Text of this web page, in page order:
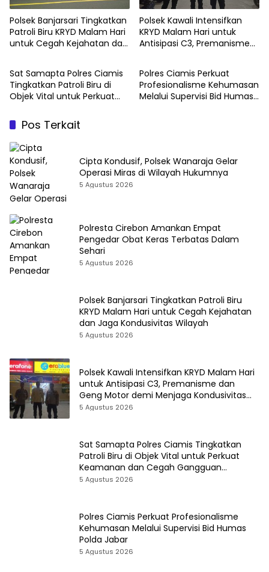
Polsek Banjarsari Tingkatkan
Patroli Biru KRYD Malam Hari
untuk Cegah Kejahatan dan
Polsek Kawali Intensifkan
KRYD Malam Hari untuk
Antisipasi C3, Premanisme
Wilayah
Sat Samapta Polres Ciamis
Tingkatkan Patroli Biru di
Objek Vital untuk Perkuat
Gangguan Kamtibmas
Polres Ciamis Perkuat
Profesionalisme Kehumasan
Melalui Supervisi Bid Humas
Pos Terkait
Cipta Kondusif, Polsek Wanaraja Gelar
Operasi Miras di Wilayah Hukumnya
5 Agustus 2026
Polresta Cirebon Amankan Empat
Pengedar Obat Keras Terbatas Dalam
Sehari
5 Agustus 2026
Polsek Banjarsari Tingkatkan Patroli Biru
KRYD Malam Hari untuk Cegah Kejahatan
dan Jaga Kondusivitas Wilayah
5 Agustus 2026
Polsek Kawali Intensifkan KRYD Malam Hari
untuk Antisipasi C3, Premanisme dan
Geng Motor demi Menjaga Kondusivitas
Wilayah
5 Agustus 2026
Sat Samapta Polres Ciamis Tingkatkan
Patroli Biru di Objek Vital untuk Perkuat
Keamanan dan Cegah Gangguan
Kamtibmas
5 Agustus 2026
Polres Ciamis Perkuat Profesionalisme
Kehumasan Melalui Supervisi Bid Humas
Polda Jabar
5 Agustus 2026